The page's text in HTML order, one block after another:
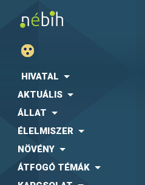
HIVATAL
AKTUÁLIS
ÁLLAT
ÉLELMISZER
NÖVÉNY
ÁTFOGÓ TÉMÁK